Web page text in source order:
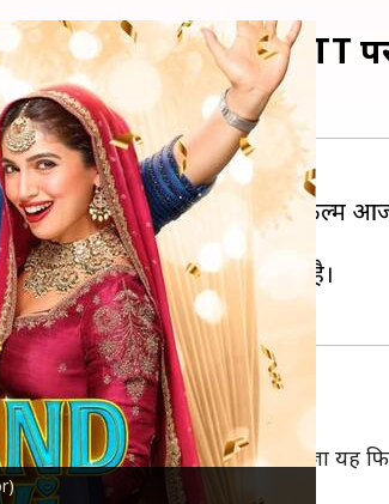
सिनेमाघरों के बाद OTT
में हैं। आखिरकार उनकी यह फिल्म
ओर से भी फिल्म को हरी झंडी मिली है।
हॉटस्टारने खरीद लिए हैं। लिहाजा यह